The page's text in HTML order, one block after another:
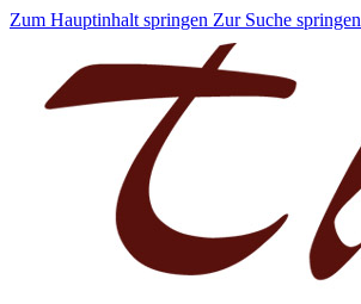
Zum Hauptinhalt springen Zur Suche springen